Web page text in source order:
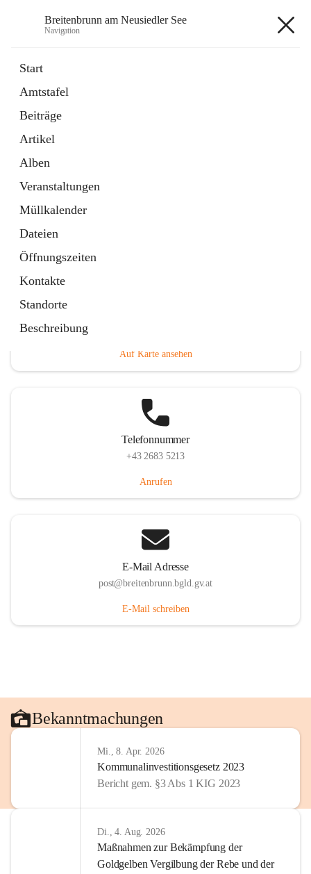
Breitenbrunn am Neusiedler See
Navigation
Start
Amtstafel
Beiträge
Artikel
Alben
Veranstaltungen
Müllkalender
Dateien
Öffnungszeiten
Kontakte
Standorte
Beschreibung
18 Schnellzugriffe
Gemeindeservice
Auf Karte ansehen
Telefonnummer
+43 2683 5213
Anrufen
E-Mail Adresse
post@breitenbrunn.bgld.gv.at
E-Mail schreiben
Bekanntmachungen
Mi., 8. Apr. 2026
Kommunalinvestitionsgesetz 2023
Bericht gem. §3 Abs 1 KIG 2023
Di., 4. Aug. 2026
Maßnahmen zur Bekämpfung der
Goldgelben Vergilbung der Rebe und der